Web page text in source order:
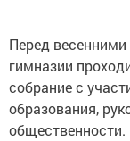
Перед
гимназии
собрание с
образования,
общественности.